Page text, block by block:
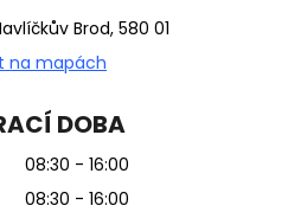
Brod, 580 01
na mapách
DOBA
08:30 - 16:00
08:30 - 16:00